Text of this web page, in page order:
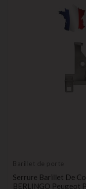
Barillet de porte
Serrure Barillet De
BERLINGO Peugeot